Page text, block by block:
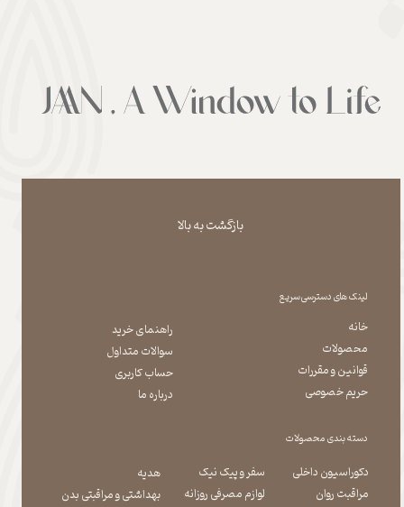
بازگشت به بالا
لینک های دسترسی سریع
دسته بندی محصولات
خانه
محصولات
قوانین و مقررات
حریم خصوصی
راهنمای خرید
سوالات متداول
حساب کاربری
درباره ما
دکوراسیون داخلی
مراقبت روان
سفر و پیک نیک
لوازم مصرفی روزانه
هدیه
بهداشتی و مراقبتی بدن